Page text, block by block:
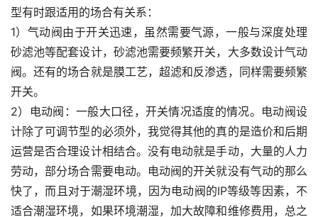
型有时跟适用的场合有关系：
1）气动阀由于开关迅速，虽然需要气源，一般与深度处理
砂滤池等配套设计，砂滤池需要频繁开关，大多数设计气动
阀。还有的场合就是膜工艺，超滤和反渗透，同样需要频繁
开关。
2）电动阀：一般大口径，开关情况适度的情况。电动阀设
计除了可调节型的必须外，我觉得其他的真的是造价和后期
运营是否合理设计相结合。没有电动就是手动，大量的人力
劳动，部分场合需要电动。电动阀的开关就没有气动的那么
快了，而且对于潮湿环境，因为电动阀的IP等级等因素，不
适合潮湿环境，如果环境潮湿，加大故障和维修费用，总之